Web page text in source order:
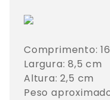
Comprimento:
Largura: 8,5 cm
Altura: 2,5 cm
Peso